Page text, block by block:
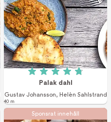
Betyg: 4.8 av 5
Palak dahl
Gustav Johansson, Helén Sahlstrand
40 m
Sponsrat innehåll